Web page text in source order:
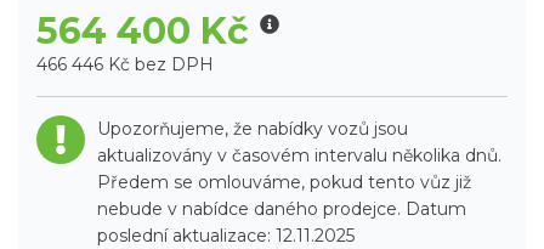
564 400 Kč
466 446 Kč bez DPH
Upozorňujeme, že nabídky vozů jsou
aktualizovány v časovém intervalu několika dnů.
Předem se omlouváme, pokud tento vůz již
nebude v nabídce daného prodejce. Datum
poslední aktualizace: 12.11.2025